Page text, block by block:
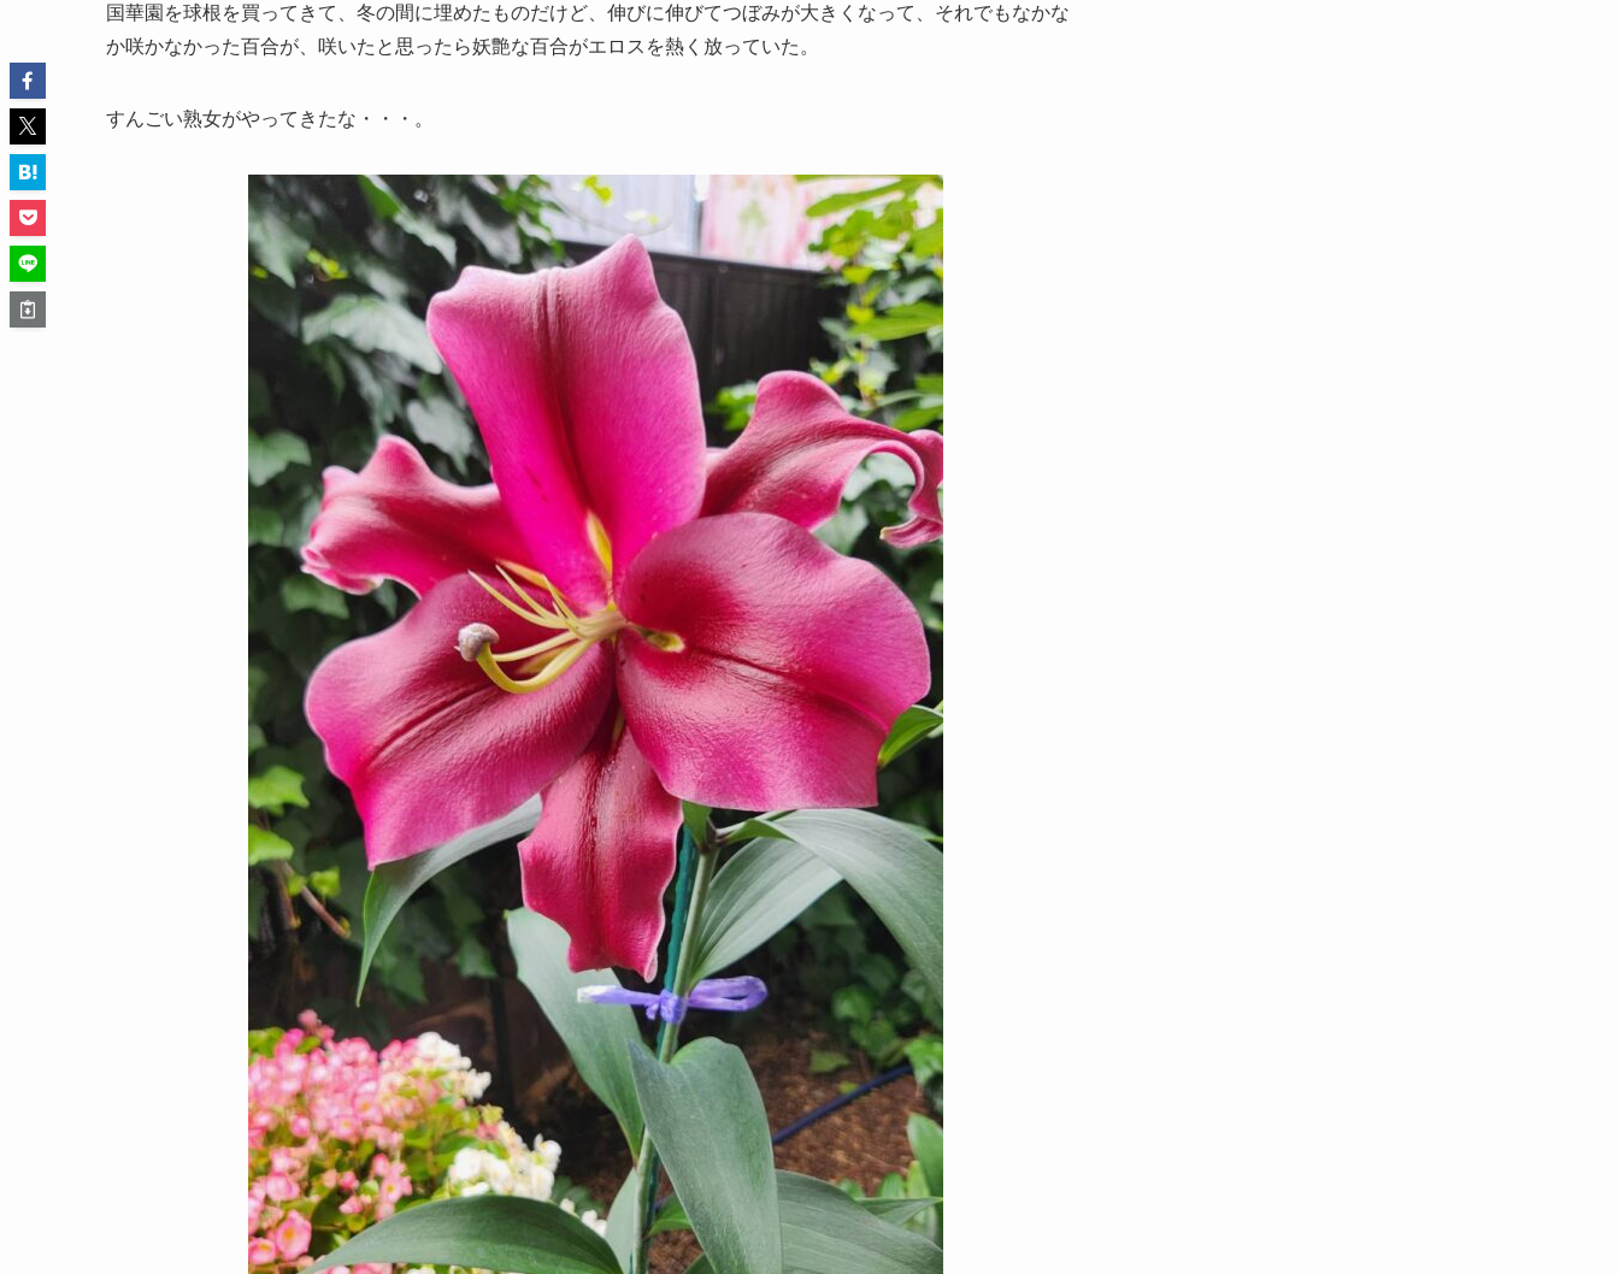
国華園を球根を買ってきて、冬の間に埋めたものだけど、伸びに伸びてつぼみが大きくなって、それでもなかな
か咲かなかった百合が、咲いたと思ったら妖艶な百合がエロスを熱く放っていた。
すんごい熟女がやってきたな・・・。